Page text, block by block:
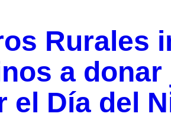
Rurales
a donar
el Día del